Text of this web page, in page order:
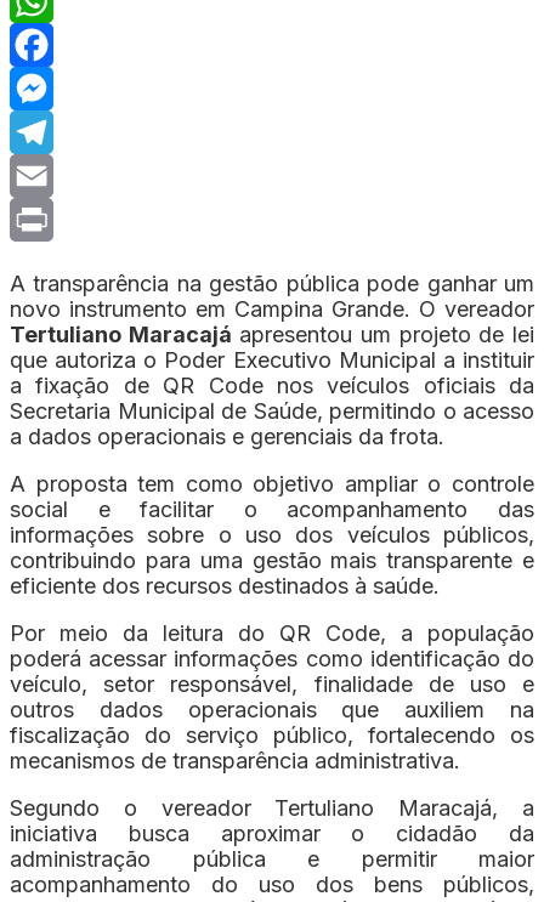
WhatsApp
Facebook
Messenger
Telegram
Email
A transparência na gestão pública pode ganhar um
novo instrumento em Campina Grande. O vereador
Tertuliano Maracajá apresentou um projeto de lei
que autoriza o Poder Executivo Municipal a instituir
a fixação de QR Code nos veículos oficiais da
Secretaria Municipal de Saúde, permitindo o acesso
a dados operacionais e gerenciais da frota.
A proposta tem como objetivo ampliar o controle
social e facilitar o acompanhamento das
informações sobre o uso dos veículos públicos,
contribuindo para uma gestão mais transparente e
eficiente dos recursos destinados à saúde.
Por meio da leitura do QR Code, a população
poderá acessar informações como identificação do
veículo, setor responsável, finalidade de uso e
outros dados operacionais que auxiliem na
fiscalização do serviço público, fortalecendo os
mecanismos de transparência administrativa.
Segundo o vereador Tertuliano Maracajá, a
iniciativa busca aproximar o cidadão da
administração pública e permitir maior
acompanhamento do uso dos bens públicos,